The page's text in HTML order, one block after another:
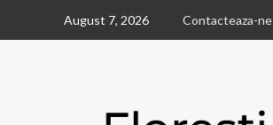
August 7, 2026 Contacteaza-ne